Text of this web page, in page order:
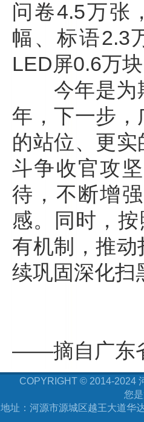
问卷4.5万张
幅、标语2.3
LED屏0.6万
今年是为期
年，下一步
的站位、更
斗争收官攻
待，不断增
感。同时，
有机制，推
续巩固深化扫
——摘自广东
COPYRIGHT © 2014-2024
您
地址：河源市源城区越王大道华